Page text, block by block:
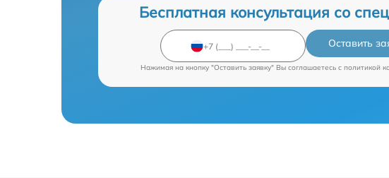
Бесплатная консультация со
Оставить
Нажимая на кнопку "Оставить заявку" Вы соглашаетесь c политикой